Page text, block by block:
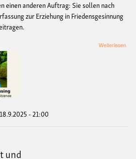
einen anderen Auftrag: Sie sollen nach
zur Erziehung in Friedensgesinnung
Weiterlesen
- 21:00
und